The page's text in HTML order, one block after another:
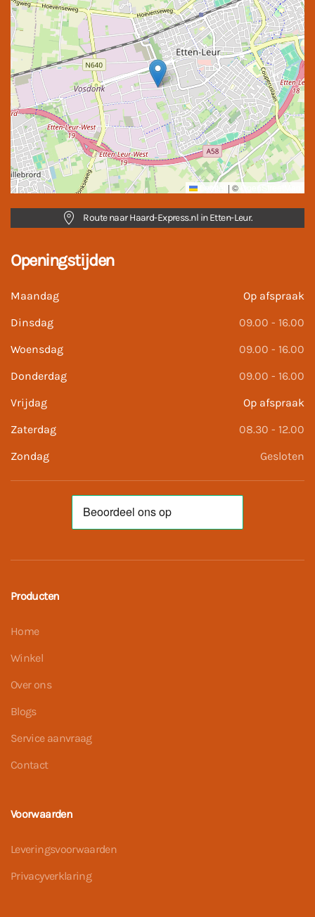
| ©
Route naar Haard-Express.nl in Etten-Leur.
Openingstijden
Maandag
Op afspraak
Dinsdag
09.00 - 16.00
Woensdag
09.00 - 16.00
Donderdag
09.00 - 16.00
Vrijdag
Op afspraak
Zaterdag
08.30 - 12.00
Zondag
Gesloten
Producten
Home
Winkel
Over ons
Blogs
Service aanvraag
Contact
Voorwaarden
Leveringsvoorwaarden
Privacyverklaring